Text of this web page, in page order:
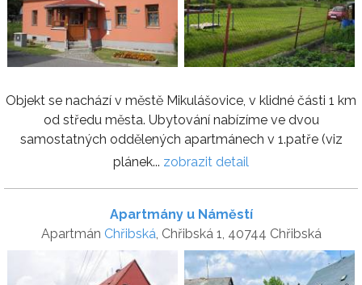
Objekt se nachází v městě Mikulášovice, v klidné části 1 km
od středu města. Ubytování nabízíme ve dvou
samostatných oddělených apartmánech v 1.patře (viz
plánek... zobrazit detail
Apartmány u Náměstí
Apartmán Chřibská, Chřibská 1, 40744 Chřibská